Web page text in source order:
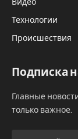
сервисной
вступает в